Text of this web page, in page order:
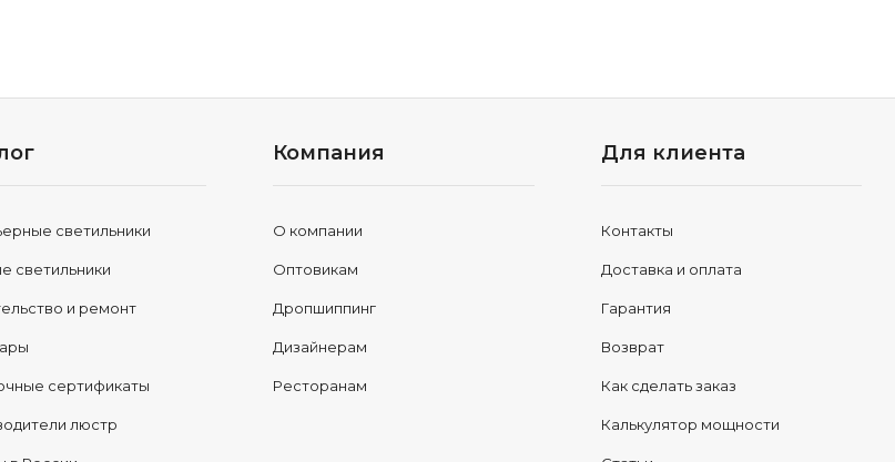
светильники
светильники
и ремонт
сертификаты
люстр
Компания
О компании
Оптовикам
Дропшиппинг
Дизайнерам
Ресторанам
Для клиента
Контакты
Доставка и оплата
Гарантия
Возврат
Как сделать заказ
Калькулятор мощности